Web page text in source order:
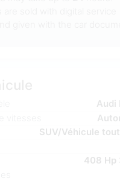
Audi
SUV/Véhicule
408 Hp